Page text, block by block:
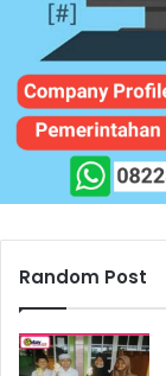
Random Post